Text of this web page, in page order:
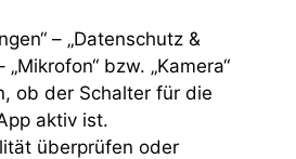
– „Datenschutz &
„Mikrofon“ bzw. „Kamera“
ob der Schalter für die
aktiv ist.
überprüfen oder